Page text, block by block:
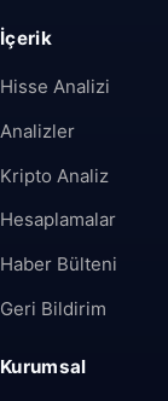
İçerik
Hisse Analizi
Analizler
Kripto Analiz
Hesaplamalar
Haber Bülteni
Geri Bildirim
Kurumsal